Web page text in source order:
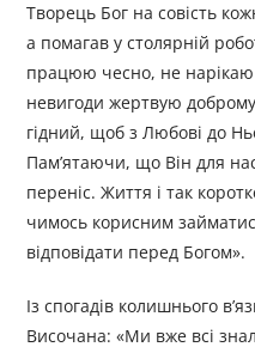
Творець Бог на совість
а помагав у столярній
працюю чесно, не нарікаю
невигоди жертвую
гідний, щоб з Любові до
Пам’ятаючи, що Він для
переніс. Життя і так
чимось корисним
відповідати перед Богом».
Із спогадів колишнього
Височана: «Ми вже всі